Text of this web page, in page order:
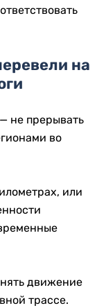
на
не прерывать
во
или
движение
трассе.